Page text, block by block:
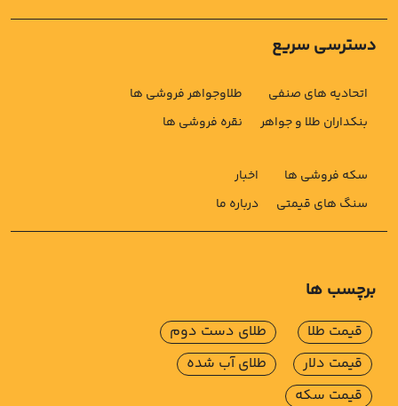
دسترسی سریع
اتحادیه های صنفی
بنکداران طلا و جواهر
طلاوجواهر فروشی ها
نقره فروشی ها
سکه فروشی ها
سنگ های قیمتی
اخبار
درباره ما
برچسب ها
قیمت طلا
قیمت دلار
قیمت سکه
طلای دست دوم
طلای آب شده